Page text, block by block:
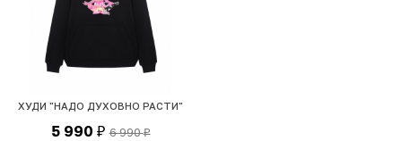
ХУДИ "НАДО ДУХОВНО РАСТИ"
5 990 ₽ 6 990₽